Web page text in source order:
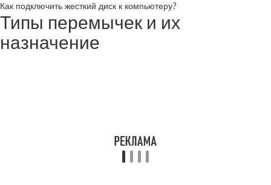
Как подключить жесткий диск к компьютеру?
Типы перемычек и их
назначение